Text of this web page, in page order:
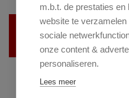
Helaas, dit
m.b.t. de prestaties
website te
sociale
onze content &
personaliseren.
Lees meer